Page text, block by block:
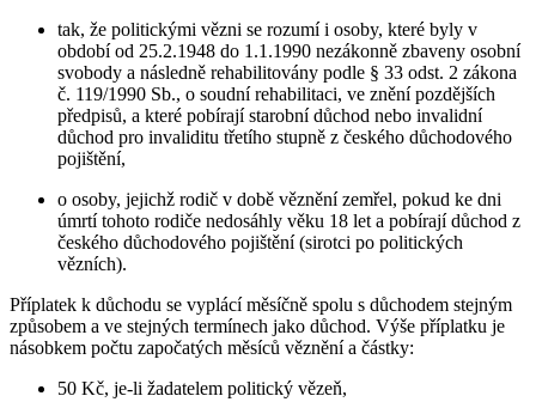
tak, že politickými vězni se rozumí i osoby, které byly v
období od 25.2.1948 do 1.1.1990 nezákonně zbaveny osobní
svobody a následně rehabilitovány podle § 33 odst. 2 zákona
č. 119/1990 Sb., o soudní rehabilitaci, ve znění pozdějších
předpisů, a které pobírají starobní důchod nebo invalidní
důchod pro invaliditu třetího stupně z českého důchodového
pojištění,
o osoby, jejichž rodič v době věznění zemřel, pokud ke dni
úmrtí tohoto rodiče nedosáhly věku 18 let a pobírají důchod z
českého důchodového pojištění (sirotci po politických
vězních).
Příplatek k důchodu se vyplácí měsíčně spolu s důchodem stejným
způsobem a ve stejných termínech jako důchod. Výše příplatku je
násobkem počtu započatých měsíců věznění a částky:
50 Kč, je-li žadatelem politický vězeň,